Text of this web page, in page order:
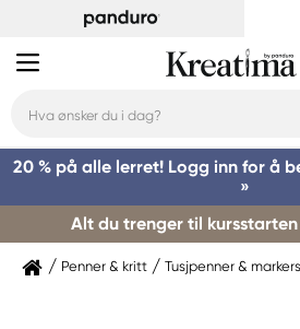
20 % på alle lerret! Logg inn for å
»
Alt du trenger til
Penner & kritt Tusjpenner & markers